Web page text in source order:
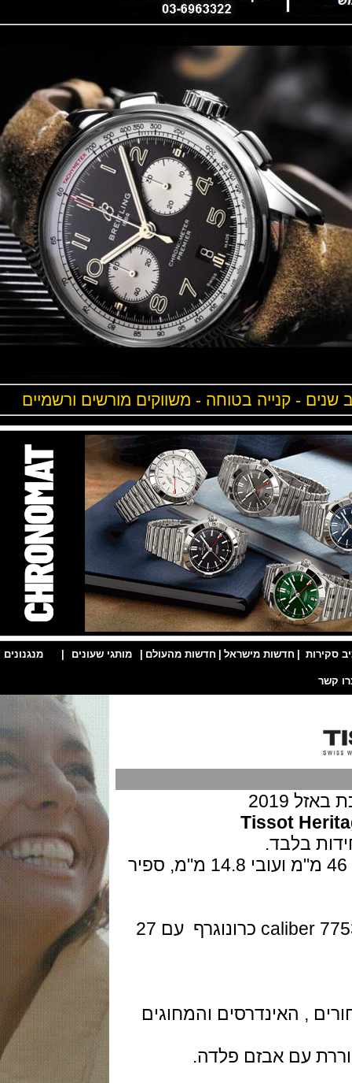
- קנייה בטוחה - משווקים מורשים ורשמיים
| חדשות מישראל | חדשות מהעולם | מותגי שעונים | מנגנונים |
Tissot
גוף השעון בפלדה בקוטר 43 מ"מ על 46 מ"מ ועובי 14.8 מ"מ, ספיר
המנגנון מכני אוטומטי של ETA דגם caliber 7753 כרונוגרף עם 27
האינדרסים והמחוגים
עם אבזם פלדה.